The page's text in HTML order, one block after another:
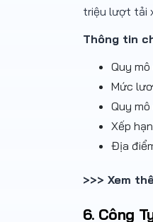
triệu lượt tải
Thông tin
Quy
Mức
Quy
Xếp
Địa
>>> Xem
6. Công